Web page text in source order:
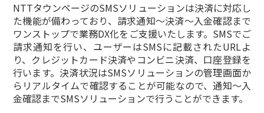
NTTタウンページのSMSソリューションは決済に対応し
た機能が備わっており、請求通知～決済～入金確認まで
ワンストップで業務DX化をご支援いたします。SMSでご
請求通知を行い、ユーザーはSMSに記載されたURLよ
り、クレジットカード決済やコンビニ決済、口座登録を
行います。決済状況はSMSソリューションの管理画面か
らリアルタイムで確認することが可能なので、通知～入
金確認までSMSソリューションで行うことができます。